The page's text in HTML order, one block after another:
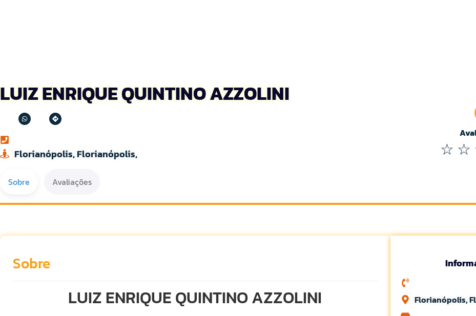
LUIZ ENRIQUE QUINTINO AZZOLINI
Florianópolis, Florianópolis, ☆ ☆
Sobre Avaliações
Sobre
LUIZ ENRIQUE QUINTINO AZZOLINI Florianópolis,